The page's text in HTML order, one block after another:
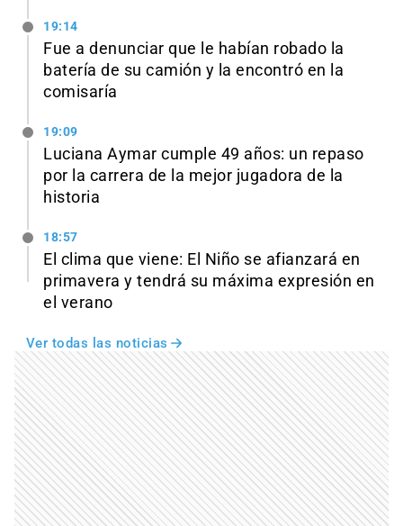
19:14
Fue a denunciar que le habían robado la
batería de su camión y la encontró en la
comisaría
19:09
Luciana Aymar cumple 49 años: un repaso
por la carrera de la mejor jugadora de la
historia
18:57
El clima que viene: El Niño se afianzará en
primavera y tendrá su máxima expresión en
el verano
Ver todas las noticias